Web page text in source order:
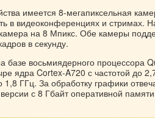
имеется 8-мегапиксельная
в видеоконференциях и стримах.
на 8 Мпикс. Обе камеры
в секунду.
базе восьмиядерного процессора
ядра Cortex-A720 с частотой до
ГГц. За обработку графики
с 8 Гбайт оперативной